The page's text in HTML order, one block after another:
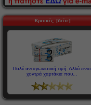
Κριτικές [δείτε]
Πολύ ανταγωνιστική τιμή. Αλλά είναι
χοντρά χαρτάκια που...